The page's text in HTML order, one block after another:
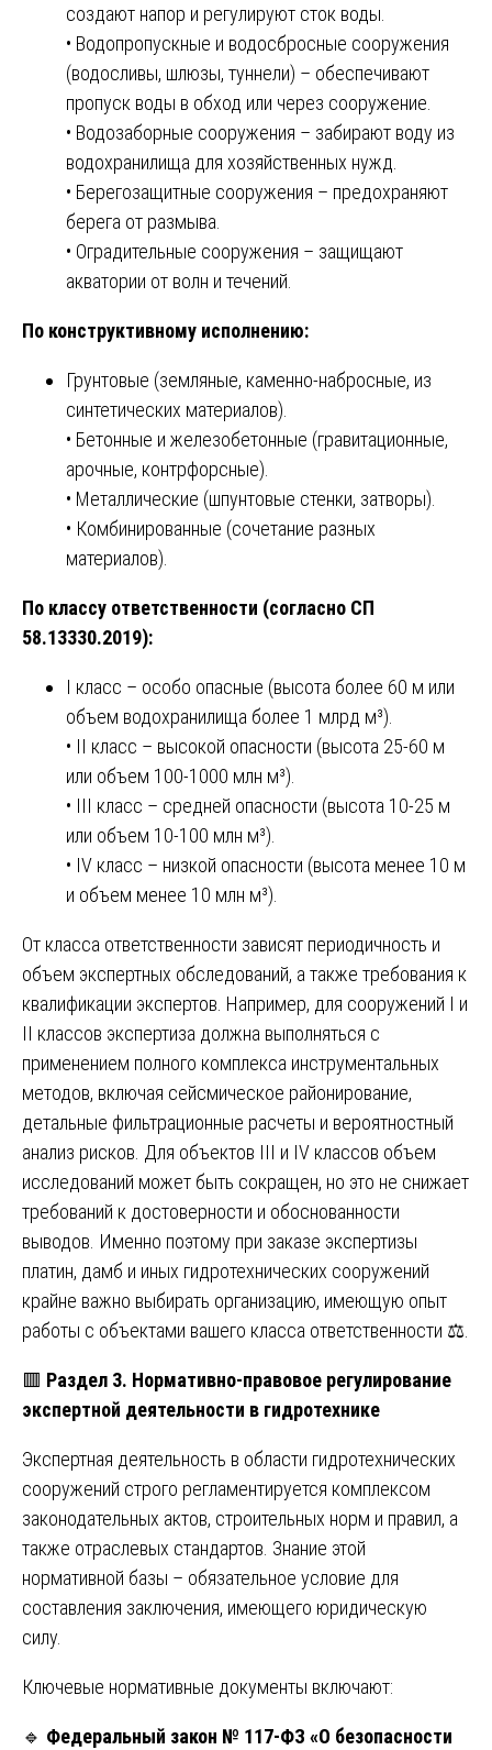
создают напор и регулируют сток воды.
• Водопропускные и водосбросные сооружения
(водосливы, шлюзы, туннели) – обеспечивают
пропуск воды в обход или через сооружение.
• Водозаборные сооружения – забирают воду из
водохранилища для хозяйственных нужд.
• Берегозащитные сооружения – предохраняют
берега от размыва.
• Оградительные сооружения – защищают
акватории от волн и течений.
По конструктивному исполнению:
Грунтовые (земляные, каменно-набросные, из
синтетических материалов).
• Бетонные и железобетонные (гравитационные,
арочные, контрфорсные).
• Металлические (шпунтовые стенки, затворы).
• Комбинированные (сочетание разных
материалов).
По классу ответственности (согласно СП
58.13330.2019):
I класс – особо опасные (высота более 60 м или
объем водохранилища более 1 млрд м³).
• II класс – высокой опасности (высота 25-60 м
или объем 100-1000 млн м³).
• III класс – средней опасности (высота 10-25 м
или объем 10-100 млн м³).
• IV класс – низкой опасности (высота менее 10 м
и объем менее 10 млн м³).
От класса ответственности зависят периодичность и
объем экспертных обследований, а также требования к
квалификации экспертов. Например, для сооружений I и
II классов экспертиза должна выполняться с
применением полного комплекса инструментальных
методов, включая сейсмическое районирование,
детальные фильтрационные расчеты и вероятностный
анализ рисков. Для объектов III и IV классов объем
исследований может быть сокращен, но это не снижает
требований к достоверности и обоснованности
выводов. Именно поэтому при заказе экспертизы
платин, дамб и иных гидротехнических сооружений
крайне важно выбирать организацию, имеющую опыт
работы с объектами вашего класса ответственности ⚖️.
🟥 Раздел 3. Нормативно-правовое регулирование
экспертной деятельности в гидротехнике
Экспертная деятельность в области гидротехнических
сооружений строго регламентируется комплексом
законодательных актов, строительных норм и правил, а
также отраслевых стандартов. Знание этой
нормативной базы – обязательное условие для
составления заключения, имеющего юридическую
силу.
Ключевые нормативные документы включают:
🔹 Федеральный закон № 117-ФЗ «О безопасности